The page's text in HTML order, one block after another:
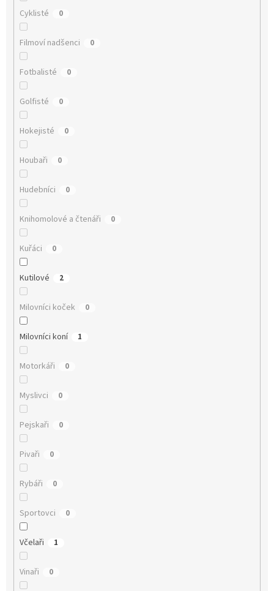
Cyklisté 0
Filmoví nadšenci 0
Fotbalisté 0
Golfisté 0
Hokejisté 0
Houbaři 0
Hudebníci 0
Knihomolové a čtenáři 0
Kuřáci 0
Kutilové 2
Milovníci koček 0
Milovníci koní 1
Motorkáři 0
Myslivci 0
Pejskaři 0
Pivaři 0
Rybáři 0
Sportovci 0
Včelaři 1
Vinaři 0